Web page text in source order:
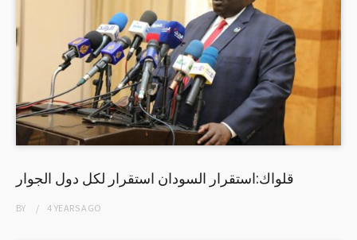
قلواك:استقرار السودان استقرار لكل دول الجوار
BY 4 YEARSAGO